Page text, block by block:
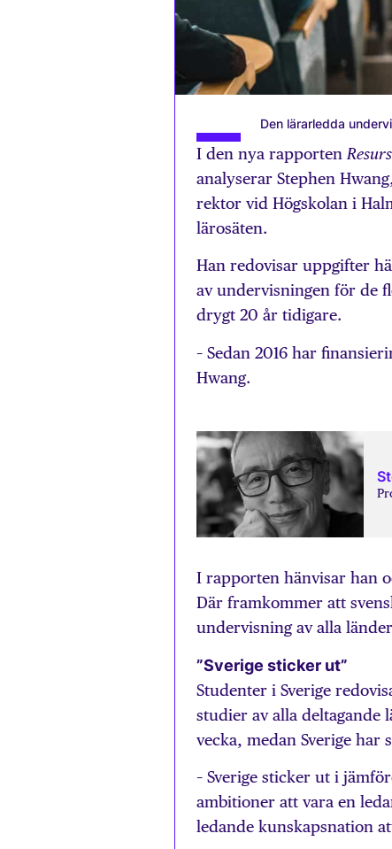
Den lärarledda
I den nya rapporten
analyserar Stephen
rektor vid Högskolan i
lärosäten.
Han redovisar uppgifter
av undervisningen för de
drygt 20 år tidigare.
– Sedan 2016 har
Hwang.
I rapporten hänvisar han
Där framkommer att
undervisning av alla
”Sverige sticker ut”
Studenter i Sverige
studier av alla deltagande
vecka, medan Sverige har
– Sverige sticker ut i
ambitioner att vara en
ledande kunskapsnation